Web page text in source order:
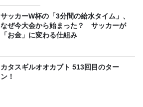
サッカーW杯の「3分間の給水タイム」、
なぜ今大会から始まった？ サッカーが
「お金」に変わる仕組み
カタスギルオオカブト 513回目のター
ン！